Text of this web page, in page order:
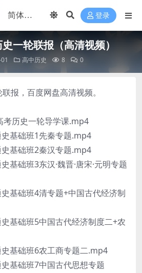
登录
一轮联报（高清视频）
高中历史 8 0
报，百度网盘高清视频。
历史一轮导学课.mp4
基础班1先秦专题.mp4
基础班2秦汉专题.mp4
础班3东汉·魏晋·唐宋·元明专题
础班4清专题+中国古代经济制
础班5中国古代经济制度二+农
基础班6农工商专题二.mp4
础班7中国古代思想专题